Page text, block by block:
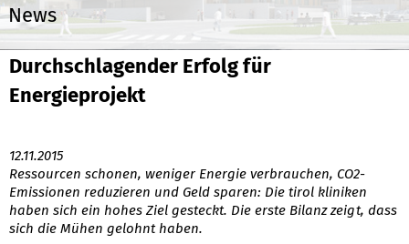
News
Durchschlagender Erfolg für
Energieprojekt
12.11.2015
Ressourcen schonen, weniger Energie verbrauchen, CO2-
Emissionen reduzieren und Geld sparen: Die tirol kliniken
haben sich ein hohes Ziel gesteckt. Die erste Bilanz zeigt, dass
sich die Mühen gelohnt haben.